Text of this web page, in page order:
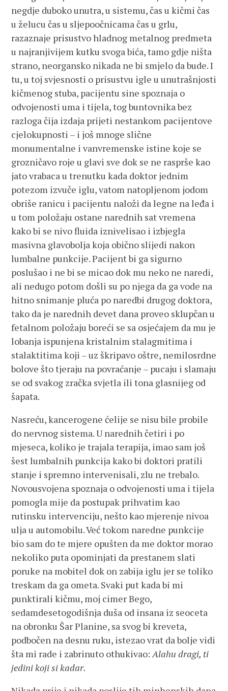
negdje duboko unutra, u sistemu, čas u kičmi čas
u želucu čas u sljepoočnicama čas u grlu,
razaznaje prisustvo hladnog metalnog predmeta
u najranjivijem kutku svoga bića, tamo gdje ništa
strano, neorgansko nikada ne bi smjelo da bude. I
tu, u toj svjesnosti o prisustvu igle u unutrašnjosti
kičmenog stuba, pacijentu sine spoznaja o
odvojenosti uma i tijela, tog buntovnika bez
razloga čija izdaja prijeti nestankom pacijentove
cjelokupnosti – i još mnoge slične
monumentalne i vanvremenske istine koje se
grozničavo roje u glavi sve dok se ne rasprše kao
jato vrabaca u trenutku kada doktor jednim
potezom izvuče iglu, vatom natopljenom jodom
obriše ranicu i pacijentu naloži da legne na leđa i
u tom položaju ostane narednih sat vremena
kako bi se nivo fluida iznivelisao i izbjegla
masivna glavobolja koja obično slijedi nakon
lumbalne punkcije. Pacijent bi ga sigurno
poslušao i ne bi se micao dok mu neko ne naredi,
ali nedugo potom došli su po njega da ga vode na
hitno snimanje pluća po naredbi drugog doktora,
tako da je narednih devet dana proveo sklupčan u
fetalnom položaju boreći se sa osjećajem da mu je
lobanja ispunjena kristalnim stalagmitima i
stalaktitima koji – uz škripavo oštre, nemilosrdne
bolove što tjeraju na povraćanje – pucaju i slamaju
se od svakog zračka svjetla ili tona glasnijeg od
šapata.
Nasreću, kancerogene ćelije se nisu bile probile
do nervnog sistema. U narednih četiri i po
mjeseca, koliko je trajala terapija, imao sam još
šest lumbalnih punkcija kako bi doktori pratili
stanje i spremno intervenisali, zlu ne trebalo.
Novousvojena spoznaja o odvojenosti uma i tijela
pomogla mije da postupak prihvatim kao
rutinsku intervenciju, nešto kao mjerenje nivoa
ulja u automobilu. Već tokom naredne punkcije
bio sam do te mjere opušten da me doktor morao
nekoliko puta opominjati da prestanem slati
poruke na mobitel dok on zabija iglu jer se toliko
treskam da ga ometa. Svaki put kada bi mi
punktirali kičmu, moj cimer Bego,
sedamdesetogodišnja duša od insana iz seoceta
na obronku Šar Planine, sa svog bi kreveta,
podbočen na desnu ruku, istezao vrat da bolje vidi
šta mi rade i zabrinuto othukivao:Alahu dragi, ti
jedini koji si kadar.